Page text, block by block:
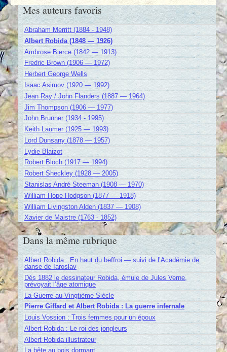
Mes auteurs favoris
Abraham Merritt (1884 - 1948)
Albert Robida (1848 — 1926)
Ambrose Bierce (1842 — 1913)
Fredric Brown (1906 — 1972)
Herbert George Wells
Isaac Asimov (1920 — 1992)
Jean Ray / John Flanders (1887 — 1964)
Jim Thompson (1906 — 1977)
John Brunner (1934 - 1995)
Keith Laumer (1925 — 1993)
Lord Dunsany (1878 — 1957)
Lydie Blaizot
Robert Bloch (1917 — 1994)
Robert Sheckley (1928 — 2005)
Stanislas André Steeman (1908 — 1970)
William Hope Hodgson (1877 — 1918)
William Livingston Alden (1837 — 1908)
Xavier de Maistre (1763 - 1852)
Dans la même rubrique
Albert Robida : En haut du beffroi — suivi de l’Académie de
danse de Iaroslav
Dès 1882 le dessinateur Robida, émule de Jules Verne,
prévoyait l’âge atomique
La Guerre au Vingtième Siècle
Pierre Giffard et Albert Robida : La guerre infernale
Louis Vossion : Trois femmes pour un époux
Albert Robida : Le roi des jongleurs
Albert Robida illustrateur
La bête au bois dormant